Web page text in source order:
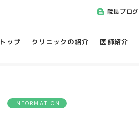
院長ブログ
トップ クリニックの紹介 医師紹介
INFORMATION